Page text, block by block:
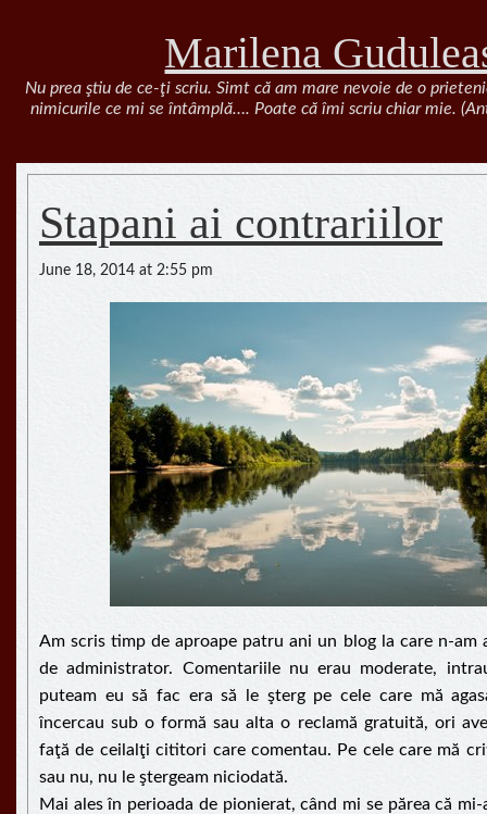
Marilena
Nu prea ştiu de ce-ţi scriu. Simt că am mare nevoie de o
nimicurile ce mi se întâmplă…. Poate că îmi scriu chiar mie.
Stapani ai contrariilor
June 18, 2014 at 2:55 pm
Am scris timp de aproape patru ani un blog la care n-am
de administrator. Comentariile nu erau moderate,
puteam eu să fac era să le şterg pe cele care mă
încercau sub o formă sau alta o reclamă gratuită, ori
faţă de ceilalţi cititori care comentau. Pe cele care mă
sau nu, nu le ştergeam niciodată.
Mai ales în perioada de pionierat, când mi se părea că